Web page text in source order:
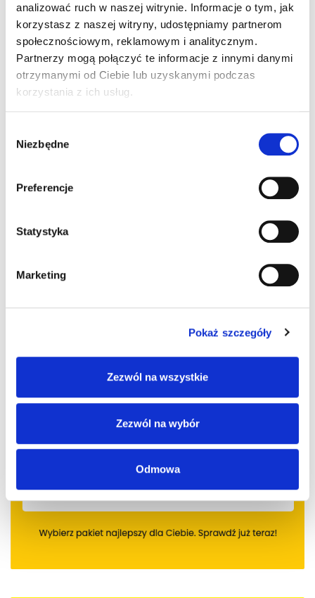
analizować ruch w naszej witrynie. Informacje o tym, jak
korzystasz z naszej witryny, udostępniamy partnerom
społecznościowym, reklamowym i analitycznym.
Partnerzy mogą połączyć te informacje z innymi danymi
otrzymanymi od Ciebie lub uzyskanymi podczas
korzystania z ich usług.
zgody
Niezbędne
Preferencje
Statystyka
Marketing
Pokaż szczegóły
Zezwól na wszystkie
Zezwól na wybór
Odmowa
2 komentarze do “Od 2011 prawo jazdy
dla 17-latków. W Niemczech”
Pingback:บทความแทงบอล lsm99
Możliwość komentowania została wyłączona.